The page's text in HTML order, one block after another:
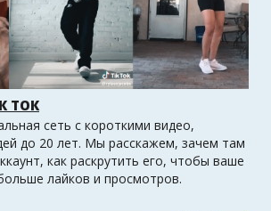
ТОК
сеть с короткими видео,
до 20 лет. Мы расскажем, зачем там
как раскрутить его, чтобы ваше
лайков и просмотров.